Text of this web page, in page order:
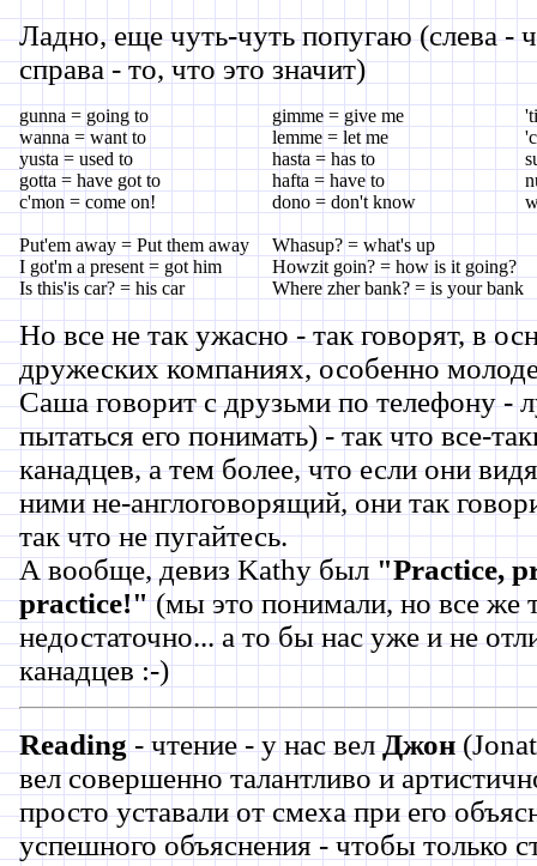
Ладно, еще чуть-чуть попугаю (слева -
справа - то, что это значит)
gunna = going to
wanna = want to
yusta = used to
gotta = have got to
c'mon = come on!
gimme = give me
lemme = let me
hasta = has to
hafta = have to
dono = don't know
Put'em away = Put them away
Whasup? = what's up
I got'm a present = got him
Howzit goin? = how is it going?
Is this'is car? = his car
Where zher bank? = is your bank
Но все не так ужасно - так говорят, в
дружеских компаниях, особенно
Саша говорит с друзьми по телефону -
пытаться его понимать) - так что все-
канадцев, а тем более, что если они
ними не-англоговорящий, они так
так что не пугайтесь.
А вообще, девиз Kathy был "Practice,
practice!"(мы это понимали, но все же
недостаточно... а то бы нас уже и не
канадцев :-)
Reading- чтение - у нас велДжон
вел совершенно талантливо и
просто уставали от смеха при его
успешного объяснения - чтобы только